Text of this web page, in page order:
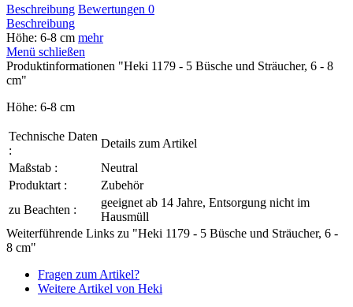
Beschreibung Bewertungen 0
Beschreibung
Höhe: 6-8 cm mehr
Menü schließen
Produktinformationen "Heki 1179 - 5 Büsche und Sträucher, 6 - 8
cm"
Höhe: 6-8 cm
Technische Daten
:
Details zum Artikel
Maßstab :
Neutral
Produktart :
Zubehör
zu Beachten :
geeignet ab 14 Jahre, Entsorgung nicht im
Hausmüll
Weiterführende Links zu "Heki 1179 - 5 Büsche und Sträucher, 6 -
8 cm"
Fragen zum Artikel?
Weitere Artikel von Heki